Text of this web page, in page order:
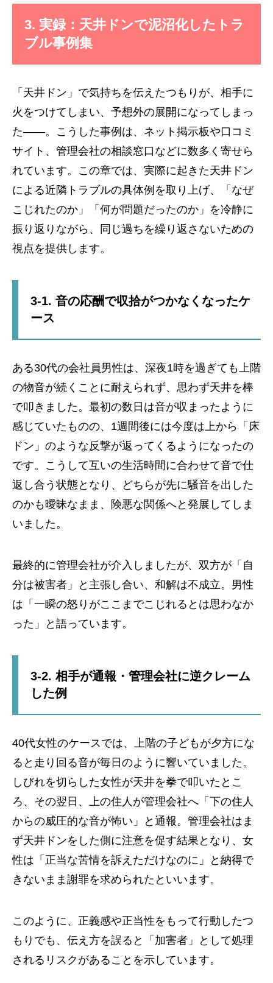
3. 実録：天井ドンで泥沼化したトラ
ブル事例集
「天井ドン」で気持ちを伝えたつもりが、相手に
火をつけてしまい、予想外の展開になってしまっ
た――。こうした事例は、ネット掲示板や口コミ
サイト、管理会社の相談窓口などに数多く寄せら
れています。この章では、実際に起きた天井ドン
による近隣トラブルの具体例を取り上げ、「なぜ
こじれたのか」「何が問題だったのか」を冷静に
振り返りながら、同じ過ちを繰り返さないための
視点を提供します。
3-1. 音の応酬で収拾がつかなくなったケ
ース
ある30代の会社員男性は、深夜1時を過ぎても上階
の物音が続くことに耐えられず、思わず天井を棒
で叩きました。最初の数日は音が収まったように
感じていたものの、1週間後には今度は上から「床
ドン」のような反撃が返ってくるようになったの
です。こうして互いの生活時間に合わせて音で仕
返し合う状態となり、どちらが先に騒音を出した
のかも曖昧なまま、険悪な関係へと発展してしま
いました。
最終的に管理会社が介入しましたが、双方が「自
分は被害者」と主張し合い、和解は不成立。男性
は「一瞬の怒りがここまでこじれるとは思わなか
った」と語っています。
3-2. 相手が通報・管理会社に逆クレーム
した例
40代女性のケースでは、上階の子どもが夕方にな
ると走り回る音が毎日のように響いていました。
しびれを切らした女性が天井を拳で叩いたとこ
ろ、その翌日、上の住人が管理会社へ「下の住人
からの威圧的な音が怖い」と通報。管理会社はま
ず天井ドンをした側に注意を促す結果となり、女
性は「正当な苦情を訴えただけなのに」と納得で
きないまま謝罪を求められたといいます。
このように、正義感や正当性をもって行動したつ
もりでも、伝え方を誤ると「加害者」として処理
されるリスクがあることを示しています。